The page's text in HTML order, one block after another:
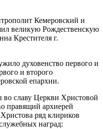
Кемеровский и
великую Рождественскую
Крестителя г.
духовенство первого и
и второго
епархии.
во славу Церкви Христовой
правящий архиерей
ряд клириков
наград: